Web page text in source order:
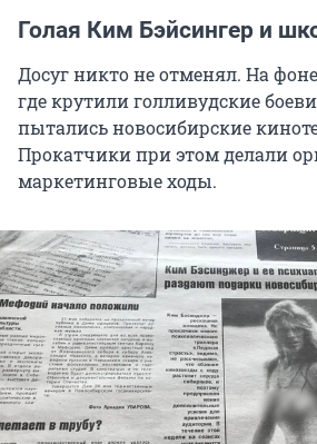
Голая Ким Бэйсингер и
Досуг никто не отменял. На
где крутили голливудские
пытались новосибирские
Прокатчики при этом делали
маркетинговые ходы.